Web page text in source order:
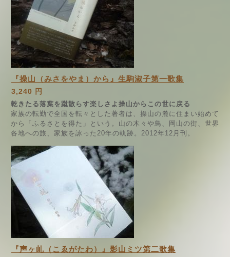
『操山（みさをやま）から』生駒淑子第一歌集
3,240 円
乾きたる落葉を蹴散らす楽しさよ操山からこの世に戻る
家族の転勤で全国を転々とした著者は、操山の麓に住まい始めて
から「ふるさとを得た」という。山の木々や鳥、岡山の街、世界
各地への旅、家族を詠った20年の軌跡。2012年12月刊。
『声ヶ乢（こゑがたわ）』影山ミツ第二歌集